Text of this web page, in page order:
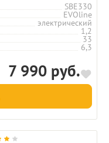
SBE330
EVOline
электрический
1,2
33
6,3
7 990 руб.